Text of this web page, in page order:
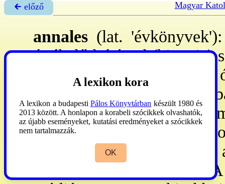
🡰 előző Magyar
annales (lat.
értékelő leírással (historia)
történt eseményeket.
névsora, a kk-ban -
- a nevezetesebb tört.
változások jegyzéke,
megjegyzéseivel. -
meg a pannonhalmi ~ .
A lexikon kora
A lexikon a budapesti Pálos Könyvtárban készült 1980 és
2013 között. A honlapon a korabeli szócikkek olvashatók,
az újabb eseményeket, kutatási eredményeket a szócikkek
nem tartalmazzák.
OK